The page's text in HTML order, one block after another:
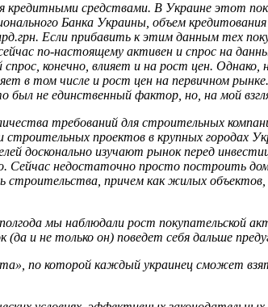
средствами. В Украине этот
Банка Украины, объем
Если прибавить к этим данным тех
по-настоящему активен и спрос на
конечно, влияет и на рост цен. Однако,
в том числе и рост цен на первичном
не единственный фактор, но, на мой
требований для строительных
проектов в крупных городах
досконально изучают рынок перед
Сейчас недостаточно просто построить
причем как жилых
мы наблюдали рост покупательской
и не только он) поведет себя дальше
по которой каждый украинец сможет